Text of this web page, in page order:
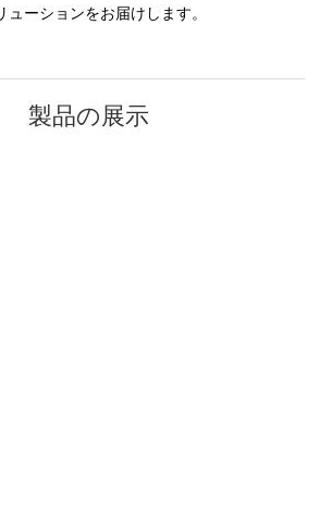
ーションをお届けします。
製品の展示